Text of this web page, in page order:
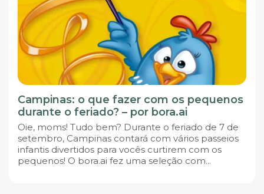
Campinas: o que fazer com os pequenos
durante o feriado? – por bora.ai
Oie, moms! Tudo bem? Durante o feriado de 7 de
setembro, Campinas contará com vários passeios
infantis divertidos para vocês curtirem com os
pequenos! O bora.ai fez uma seleção com...